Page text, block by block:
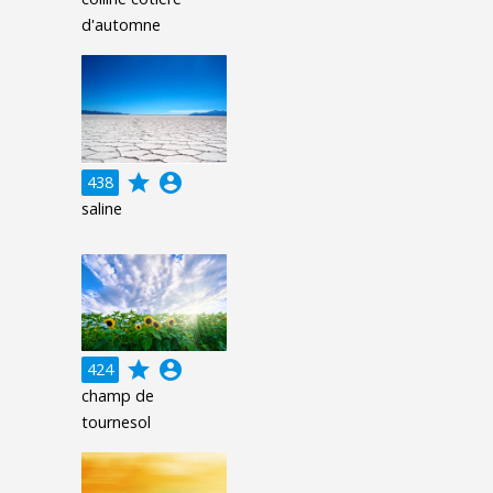
d'automne
438 grade account_circle
saline
424 grade account_circle
champ de
tournesol